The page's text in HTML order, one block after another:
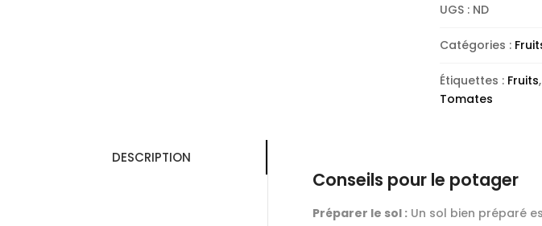
UGS : ND
Catégories :
Étiquettes : Fruits,
Tomates
DESCRIPTION
Conseils pour le potager
Préparer le sol : Un sol bien préparé